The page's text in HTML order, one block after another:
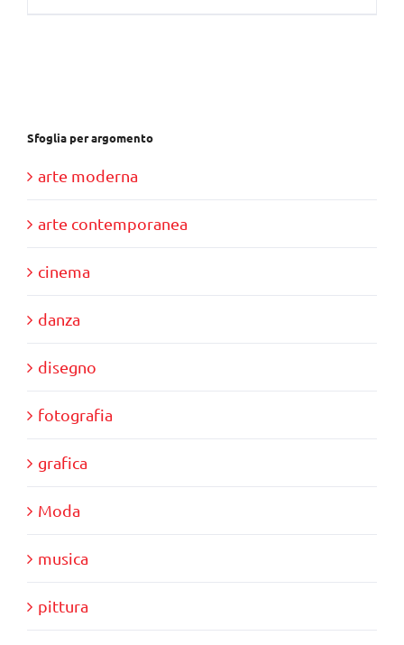
Sfoglia per argomento
arte moderna
arte contemporanea
cinema
danza
disegno
fotografia
grafica
Moda
musica
pittura